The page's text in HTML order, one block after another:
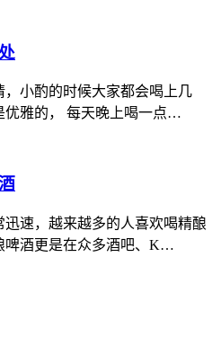
小酌的时候大家都会喝上几
优雅的， 每天晚上喝一点…
迅速，越来越多的人喜欢喝精酿
啤酒更是在众多酒吧、K…